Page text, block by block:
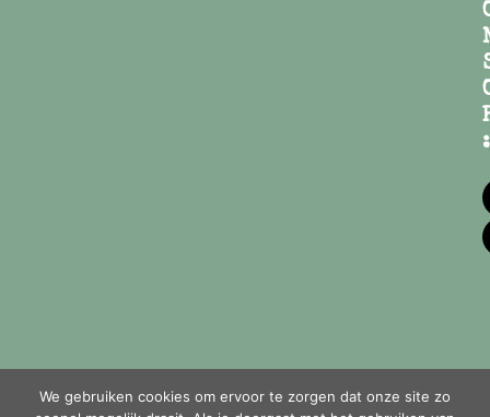
:
We gebruiken cookies om ervoor te zorgen dat onze site zo